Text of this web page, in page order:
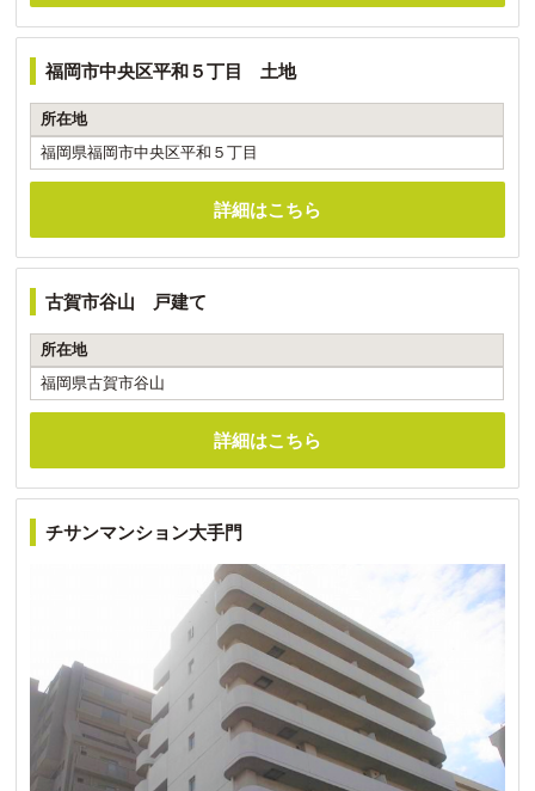
福岡市中央区平和５丁目 土地
所在地
福岡県福岡市中央区平和５丁目
詳細はこちら
古賀市谷山 戸建て
所在地
福岡県古賀市谷山
詳細はこちら
チサンマンション大手門